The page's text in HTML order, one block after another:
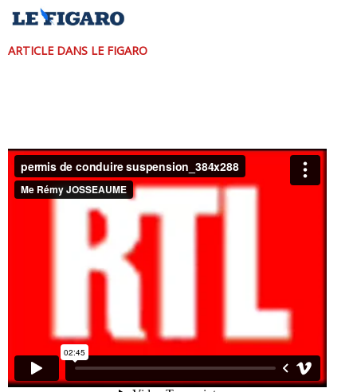
ARTICLE DANS LE FIGARO